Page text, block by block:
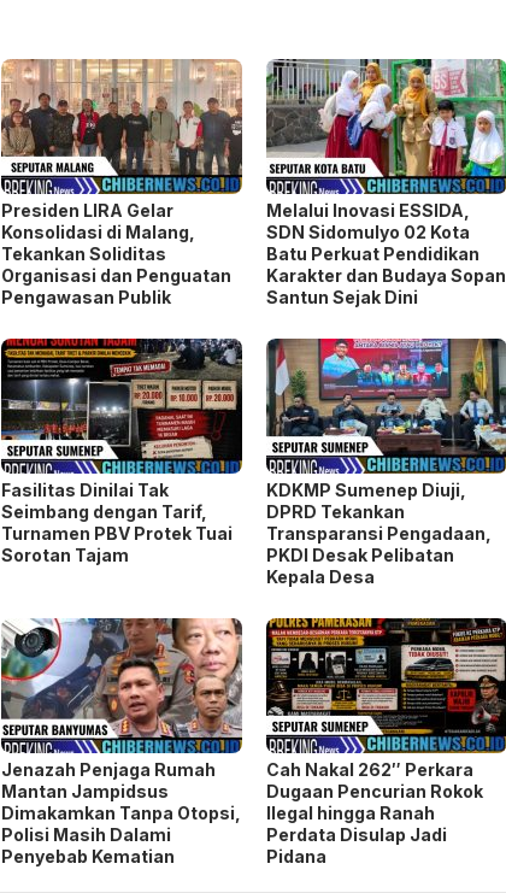
Presiden LIRA Gelar
Konsolidasi di Malang,
Tekankan Soliditas
Organisasi dan Penguatan
Pengawasan Publik
Melalui Inovasi ESSIDA,
SDN Sidomulyo 02 Kota
Batu Perkuat Pendidikan
Karakter dan Budaya Sopan
Santun Sejak Dini
Fasilitas Dinilai Tak
Seimbang dengan Tarif,
Turnamen PBV Protek Tuai
Sorotan Tajam
KDKMP Sumenep Diuji,
DPRD Tekankan
Transparansi Pengadaan,
PKDI Desak Pelibatan
Kepala Desa
Jenazah Penjaga Rumah
Mantan Jampidsus
Dimakamkan Tanpa Otopsi,
Polisi Masih Dalami
Penyebab Kematian
Cah Nakal 262″ Perkara
Dugaan Pencurian Rokok
Ilegal hingga Ranah
Perdata Disulap Jadi
Pidana